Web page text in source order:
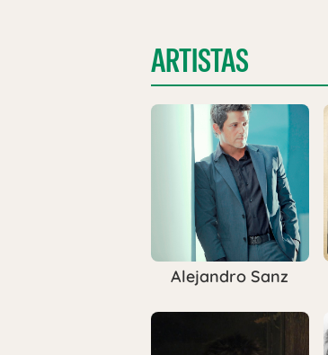
ARTISTAS
Alejandro Sanz